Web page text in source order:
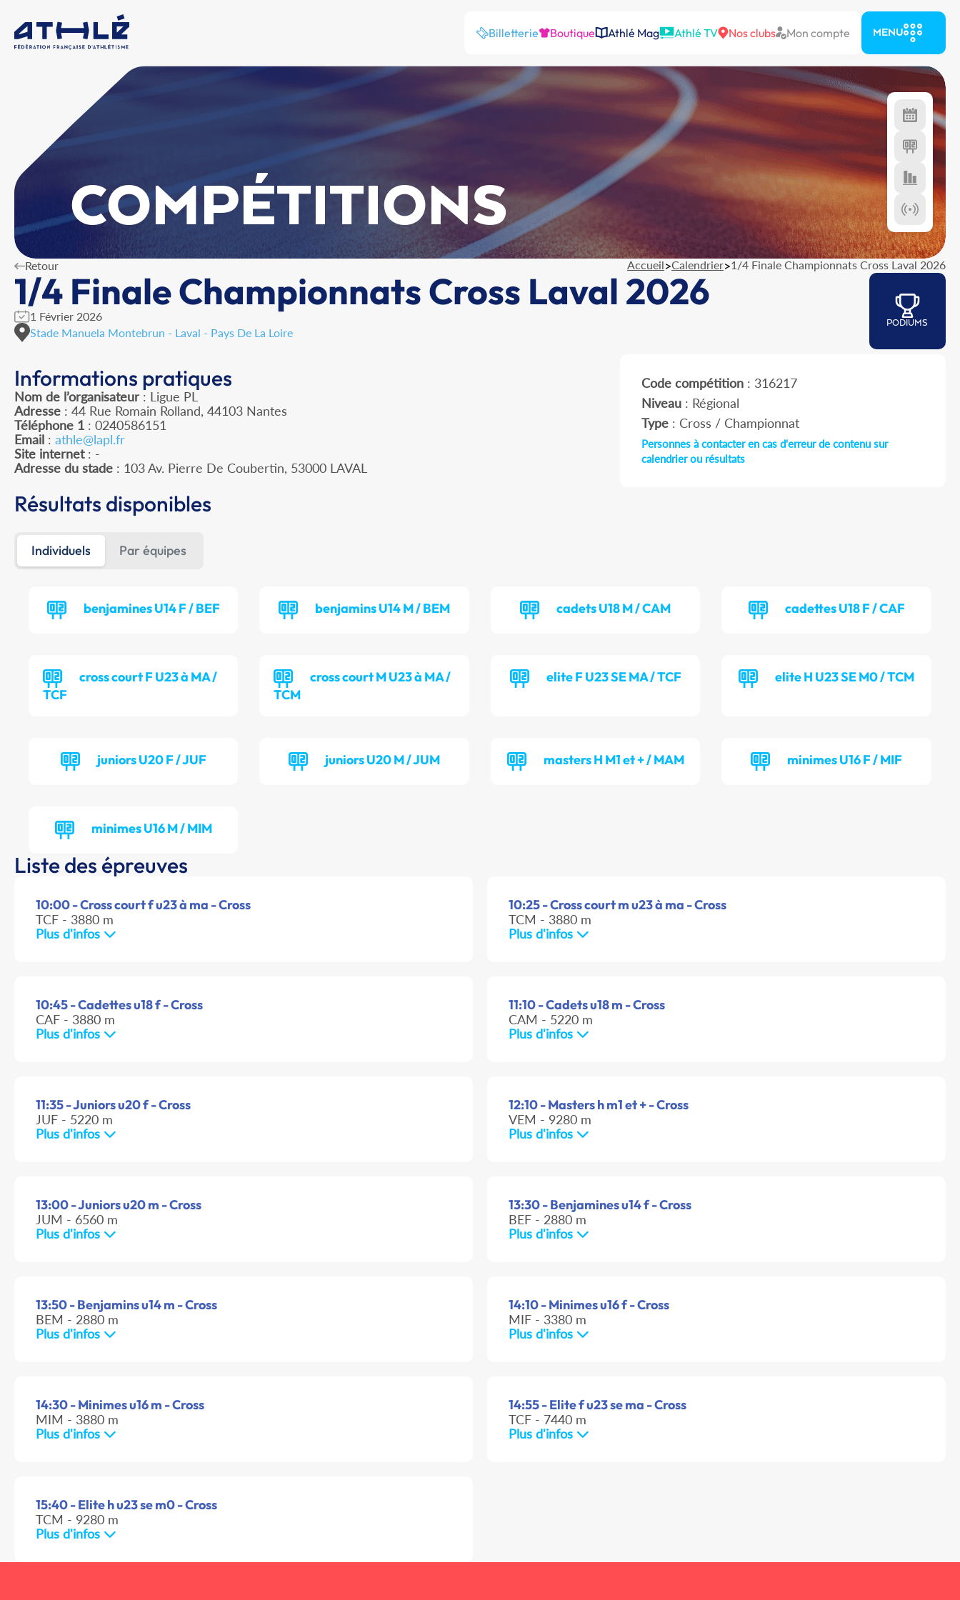
Billetterie Boutique Athlé Mag Athlé TV Nos clubs Mon compte MENU
COMPÉTITIONS
Retour Accueil>Calendrier>1/4 Finale Championnats Cross Laval 2026
1/4 Finale Championnats Cross Laval 2026
1 Février 2026
Stade Manuela Montebrun - Laval - Pays De La Loire
PODIUMS
Informations pratiques
Nom de l’organisateur : Ligue PL
Adresse : 44 Rue Romain Rolland, 44103 Nantes
Téléphone 1 : 0240586151
Email : athle@lapl.fr
Site internet: -
Adresse du stade : 103 Av. Pierre De Coubertin, 53000 LAVAL
Code compétition: 316217
Niveau: Régional
Type: Cross / Championnat
Personnes à contacter en cas d'erreur de contenu sur
calendrier ou résultats
Résultats disponibles
Individuels Par équipes
benjamines U14 F / BEF benjamins U14 M / BEM cadets U18 M / CAM cadettes U18 F / CAF
cross court F U23 à MA /
TCF
cross court M U23 à MA /
TCM
elite F U23 SE MA / TCF elite H U23 SE M0 / TCM
juniors U20 F / JUF juniors U20 M / JUM masters H M1 et + / MAM minimes U16 F / MIF
minimes U16 M / MIM
Liste des épreuves
10:00 - Cross court f u23 à ma - Cross
TCF - 3880 m
Plus d'infos
10:25 - Cross court m u23 à ma - Cross
TCM - 3880 m
Plus d'infos
10:45 - Cadettes u18 f - Cross
CAF - 3880 m
Plus d'infos
11:10 - Cadets u18 m - Cross
CAM - 5220 m
Plus d'infos
11:35 - Juniors u20 f - Cross
JUF - 5220 m
Plus d'infos
12:10 - Masters h m1 et + - Cross
VEM - 9280 m
Plus d'infos
13:00 - Juniors u20 m - Cross
JUM - 6560 m
Plus d'infos
13:30 - Benjamines u14 f - Cross
BEF - 2880 m
Plus d'infos
13:50 - Benjamins u14 m - Cross
BEM - 2880 m
Plus d'infos
14:10 - Minimes u16 f - Cross
MIF - 3380 m
Plus d'infos
14:30 - Minimes u16 m - Cross
MIM - 3880 m
Plus d'infos
14:55 - Elite f u23 se ma - Cross
TCF - 7440 m
Plus d'infos
15:40 - Elite h u23 se m0 - Cross
TCM - 9280 m
Plus d'infos